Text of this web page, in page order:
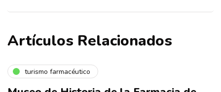
Artículos Relacionados
turismo farmacéutico